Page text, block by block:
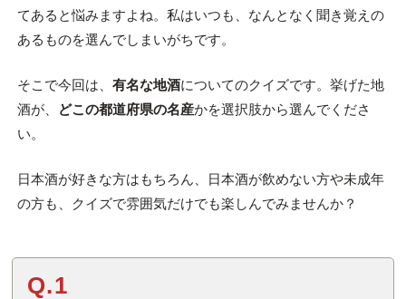
てあると悩みますよね。私はいつも、なんとなく聞き覚えの
あるものを選んでしまいがちです。
そこで今回は、 有名な地酒についてのクイズです。挙げた地
酒が、
どこの都道府県の名産かを選択肢から選んでくださ
い。
日本酒が好きな方はもちろん、日本酒が飲めない方や未成年
の方も、クイズで雰囲気だけでも楽しんでみませんか？
Q.1